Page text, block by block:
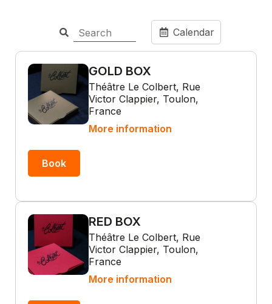
Calendar
GOLD BOX
Théâtre Le Colbert, Rue
Victor Clappier, Toulon,
France
More information
Book
RED BOX
Théâtre Le Colbert, Rue
Victor Clappier, Toulon,
France
More information